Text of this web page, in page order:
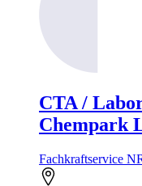
CTA /
Chempark
Fachkraftservice